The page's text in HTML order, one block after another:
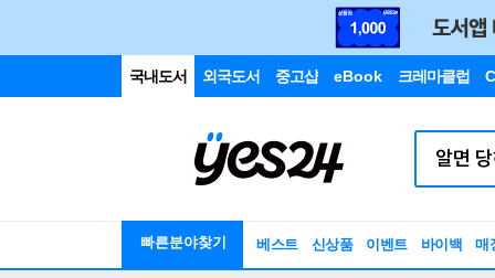
국내도서 외국도서 중고샵 eBook 크레마클럽
빠른분야찾기 베스트 신상품 이벤트 바이백 매